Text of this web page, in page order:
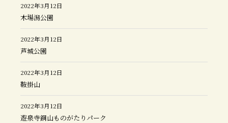
2022年3月12日
木場潟公園
2022年3月12日
芦城公園
2022年3月12日
鞍掛山
2022年3月12日
遊泉寺銅山ものがたりパーク